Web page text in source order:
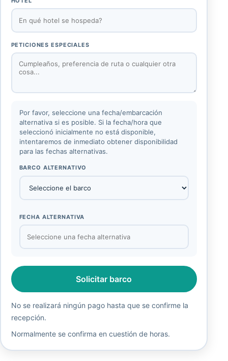
PETICIONES ESPECIALES
Por favor, seleccione una fecha/embarcación
alternativa si es posible. Si la fecha/hora que
seleccionó inicialmente no está disponible,
intentaremos de inmediato obtener disponibilidad
para las fechas alternativas.
BARCO ALTERNATIVO
FECHA ALTERNATIVA
Solicitar barco
No se realizará ningún pago hasta que se confirme la
recepción.
Normalmente se confirma en cuestión de horas.